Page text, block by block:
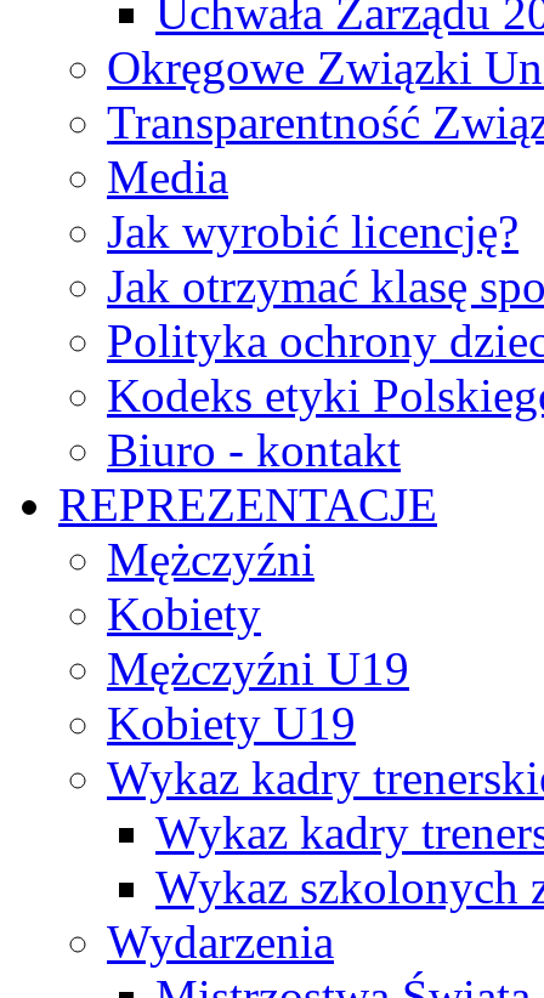
Uchwała Zarządu
Okręgowe Związki
Transparentność
Media
Jak wyrobić licencję?
Jak otrzymać klasę
Polityka ochrony
Kodeks etyki
Biuro - kontakt
REPREZENTACJE
Mężczyźni
Kobiety
Mężczyźni U19
Kobiety U19
Wykaz kadry
Wykaz kadry
Wykaz szkolonych
Wydarzenia